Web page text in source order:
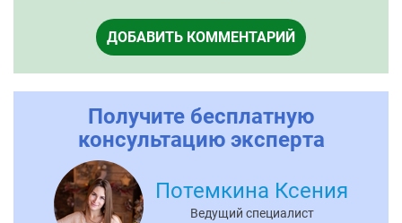
ДОБАВИТЬ КОММЕНТАРИЙ
Получите бесплатную
консультацию эксперта
Потемкина Ксения
Ведущий специалист